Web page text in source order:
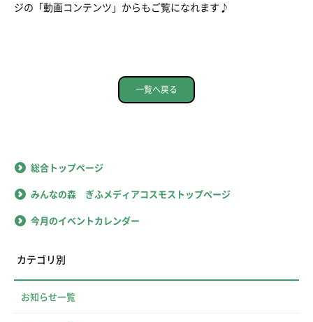
ジの「動画コンテンツ」からもご覧になれます♪
一覧へ戻る
総合トップページ
みんなの森 ぎふメディアコスモストップページ
今月のイベントカレンダー
カテゴリ別
お知らせ一覧